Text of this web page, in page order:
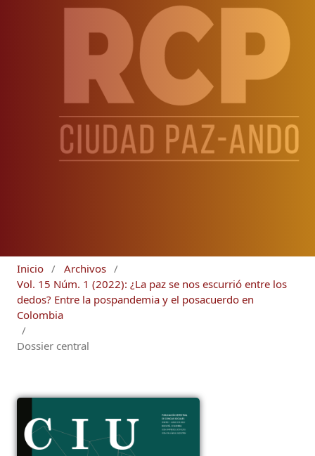
Inicio / Archivos /
Vol. 15 Núm. 1 (2022): ¿La paz se nos escurrió entre los
dedos? Entre la pospandemia y el posacuerdo en
Colombia
/
Dossier central